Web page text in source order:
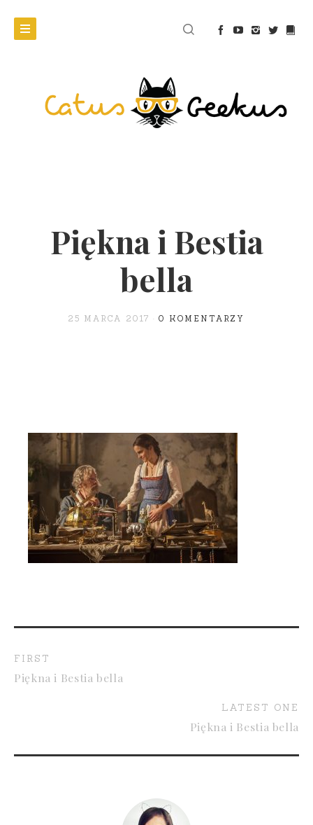
Piękna i Bestia
bella
25 MARCA 2017 0 KOMENTARZY
FIRST
Piękna i Bestia bella
LATEST ONE
Piękna i Bestia bella